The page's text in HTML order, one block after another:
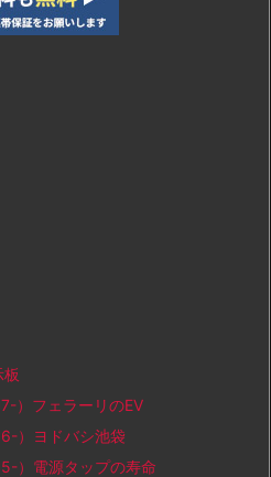
）フェラーリのEV
）ヨドバシ池袋
）電源タップの寿命